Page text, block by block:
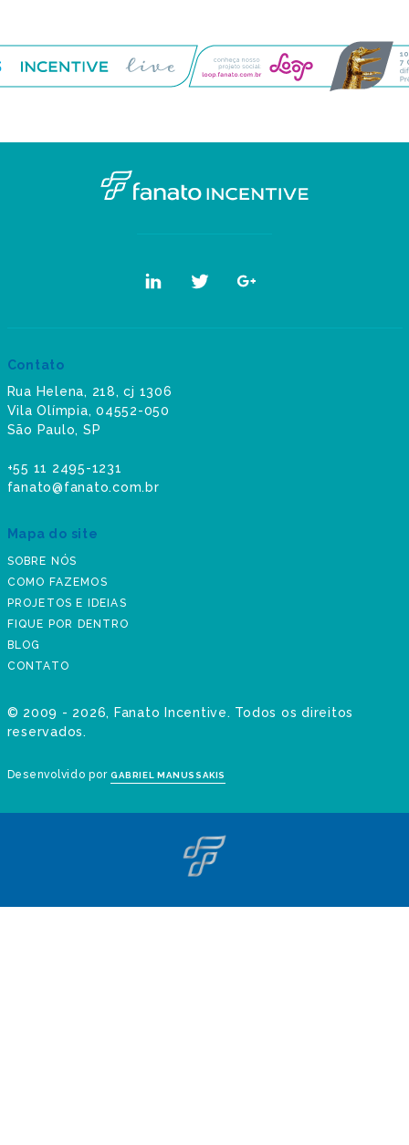
Contato
Rua Helena, 218, cj 1306
Vila Olímpia, 04552-050
São Paulo, SP
+55 11 2495-1231
fanato@fanato.com.br
Mapa do site
SOBRE NÓS
COMO FAZEMOS
PROJETOS E IDEIAS
FIQUE POR DENTRO
BLOG
CONTATO
© 2009 - 2026, Fanato Incentive. Todos os direitos
reservados.
Desenvolvido porGABRIEL MANUSSAKIS